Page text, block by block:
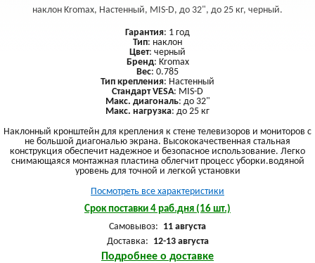
наклон Kromax, Настенный, MIS-D, до 32", до 25 кг, черный.
Гарантия: 1 год
Тип: наклон
Цвет: черный
Бренд: Kromax
Вес: 0.785
Тип крепления: Настенный
Стандарт VESA: MIS-D
Макс. диагональ: до 32"
Макс. нагрузка: до 25 кг
Наклонный кронштейн для крепления к стене телевизоров и мониторов с
не большой диагональю экрана. Высококачественная стальная
конструкция обеспечит надежное и безопасное использование. Легко
снимающаяся монтажная пластина облегчит процесс уборки.водяной
уровень для точной и легкой установки
Посмотреть все характеристики
Срок поставки 4 раб.дня (16 шт.)
Самовывоз: 11 августа
Доставка: 12-13 августа
Подробнее о доставке